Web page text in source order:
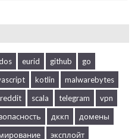
eurid github
go
kotlin
malwarebytes
reddit scala telegram
vpn
дккп
домены
эксплойт